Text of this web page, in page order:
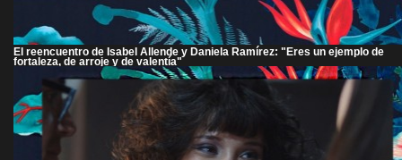
El reencuentro de Isabel Allende y Daniela Ramírez: "Eres un ejemplo de
fortaleza, de arroje y de valentía"